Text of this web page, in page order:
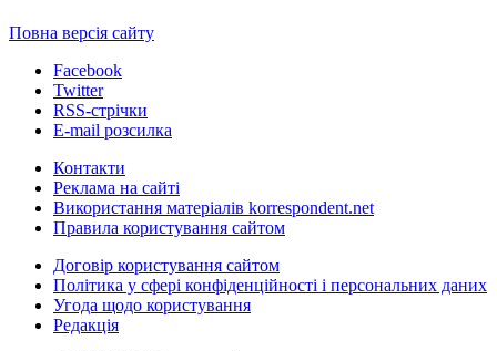
Повна версія сайту
Facebook
Twitter
RSS-стрічки
E-mail розсилка
Контакти
Реклама на сайті
Використання матеріалів korrespondent.net
Правила користування сайтом
Договір користування сайтом
Політика у сфері конфіденційності і персональних даних
Угода щодо користування
Редакція